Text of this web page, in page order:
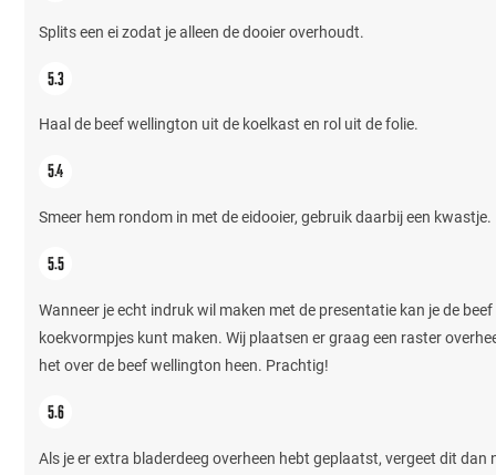
Splits een ei zodat je alleen de dooier overhoudt.
Haal de beef wellington uit de koelkast en rol uit de folie.
Smeer hem rondom in met de eidooier, gebruik daarbij een kwastje.
Wanneer je echt indruk wil maken met de presentatie kan je de
koekvormpjes kunt maken. Wij plaatsen er graag een raster
het over de beef wellington heen. Prachtig!
Als je er extra bladerdeeg overheen hebt geplaatst, vergeet dit dan